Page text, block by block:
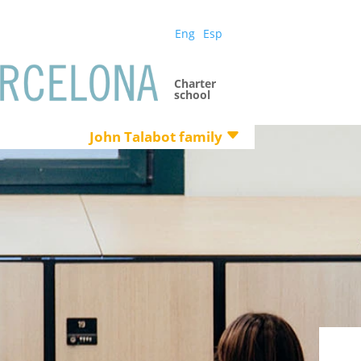
Eng Esp
Charter
school
John Talabot family